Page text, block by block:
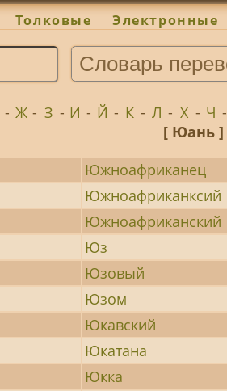
Толковые Электронные
- Ж - З - И - Й - К - Л - Х - Ч -
[ Юань ]
Южноафриканец
Южноафриканксий
Южноафриканский
Юз
Юзовый
Юзом
Юкавский
Юкатана
Юкка